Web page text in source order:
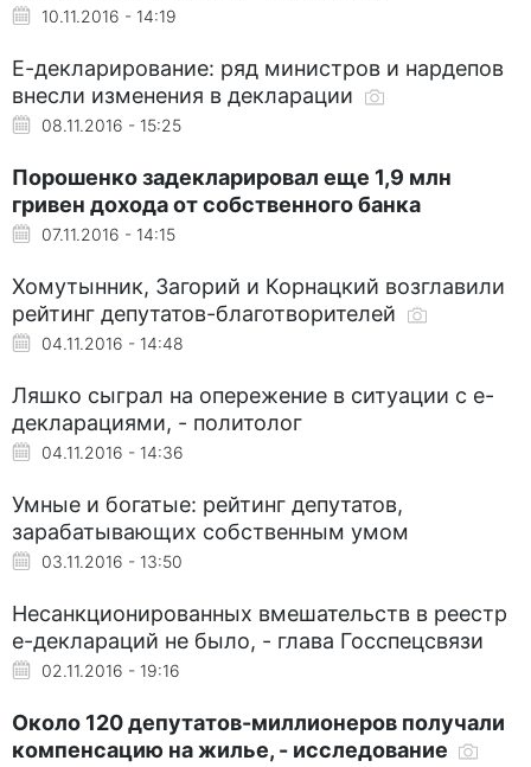
10.11.2016 - 14:19
Е-декларирование: ряд министров и нардепов
внесли изменения в декларации
08.11.2016 - 15:25
Порошенко задекларировал еще 1,9 млн
гривен дохода от собственного банка
07.11.2016 - 14:15
Хомутынник, Загорий и Корнацкий возглавили
рейтинг депутатов-благотворителей
04.11.2016 - 14:48
Ляшко сыграл на опережение в ситуации с е-
декларациями, - политолог
04.11.2016 - 14:36
Умные и богатые: рейтинг депутатов,
зарабатывающих собственным умом
03.11.2016 - 13:50
Несанкционированных вмешательств в реестр
е-деклараций не было, - глава Госспецсвязи
02.11.2016 - 19:16
Около 120 депутатов-миллионеров получали
компенсацию на жилье, - исследование